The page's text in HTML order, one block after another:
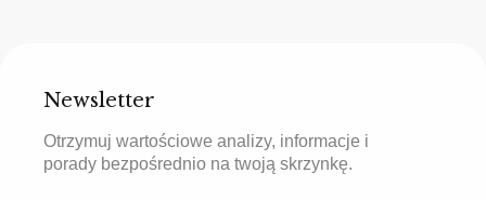
Newsletter
Otrzymuj wartościowe analizy, informacje i
porady bezpośrednio na twoją skrzynkę.